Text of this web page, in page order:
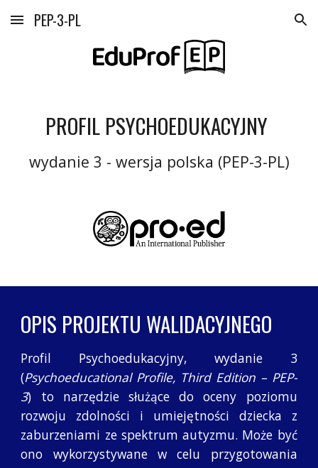
Skip to main content Skip to navigation
PEP-3-PL
PROFIL PSYCHOEDUKACYJNY
wydanie 3 - wersja polska (PEP-3-PL)
OPIS PROJEKTU WALIDACYJNEGO
Profil Psychoedukacyjny, wydanie 3
(Psychoeducational Profile, Third Edition – PEP-
3) to narzędzie służące do oceny poziomu
rozwoju zdolności i umiejętności dziecka z
zaburzeniami ze spektrum autyzmu. Może być
ono wykorzystywane w celu przygotowania